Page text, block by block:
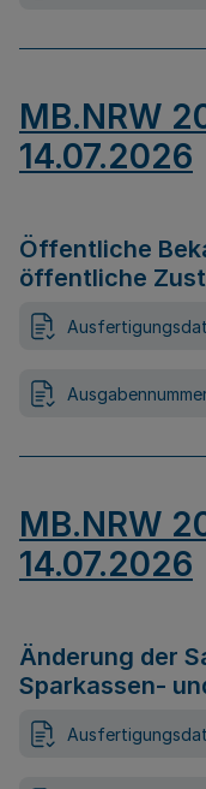
MB.NRW
14.07.2026
Öffentliche
öffentliche
MB.NRW
14.07.2026
Änderung der
Sparkassen-